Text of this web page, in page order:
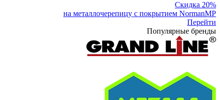
Скидка 20%
на металлочерепицу с покрытием NormanMP
Перейти
Популярные бренды